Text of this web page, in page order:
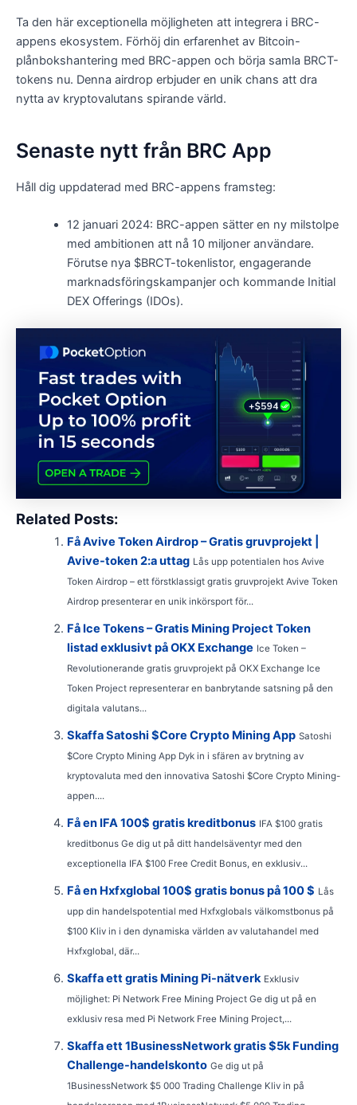
Ta den här exceptionella möjligheten att integrera i BRC-
appens ekosystem. Förhöj din erfarenhet av Bitcoin-
plånbokshantering med BRC-appen och börja samla BRCT-
tokens nu. Denna airdrop erbjuder en unik chans att dra
nytta av kryptovalutans spirande värld.
Senaste nytt från BRC App
Håll dig uppdaterad med BRC-appens framsteg:
12 januari 2024: BRC-appen sätter en ny milstolpe
med ambitionen att nå 10 miljoner användare.
Förutse nya $BRCT-tokenlistor, engagerande
marknadsföringskampanjer och kommande Initial
DEX Offerings (IDOs).
Related Posts:
Få Avive Token Airdrop – Gratis gruvprojekt |
Avive-token 2:a uttag Lås upp potentialen hos Avive
Token Airdrop – ett förstklassigt gratis gruvprojekt Avive Token
Airdrop presenterar en unik inkörsport för...
Få Ice Tokens – Gratis Mining Project Token
listad exklusivt på OKX Exchange Ice Token –
Revolutionerande gratis gruvprojekt på OKX Exchange Ice
Token Project representerar en banbrytande satsning på den
digitala valutans...
Skaffa Satoshi $Core Crypto Mining App Satoshi
$Core Crypto Mining App Dyk in i sfären av brytning av
kryptovaluta med den innovativa Satoshi $Core Crypto Mining-
appen....
Få en IFA 100$ gratis kreditbonus IFA $100 gratis
kreditbonus Ge dig ut på ditt handelsäventyr med den
exceptionella IFA $100 Free Credit Bonus, en exklusiv...
Få en Hxfxglobal 100$ gratis bonus på 100 $ Lås
upp din handelspotential med Hxfxglobals välkomstbonus på
$100 Kliv in i den dynamiska världen av valutahandel med
Hxfxglobal, där...
Skaffa ett gratis Mining Pi-nätverk Exklusiv
möjlighet: Pi Network Free Mining Project Ge dig ut på en
exklusiv resa med Pi Network Free Mining Project,...
Skaffa ett 1BusinessNetwork gratis $5k Funding
Challenge-handelskonto Ge dig ut på
1BusinessNetwork $5 000 Trading Challenge Kliv in på